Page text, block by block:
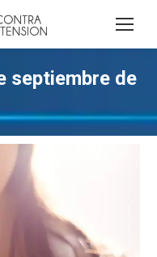
septiembre de